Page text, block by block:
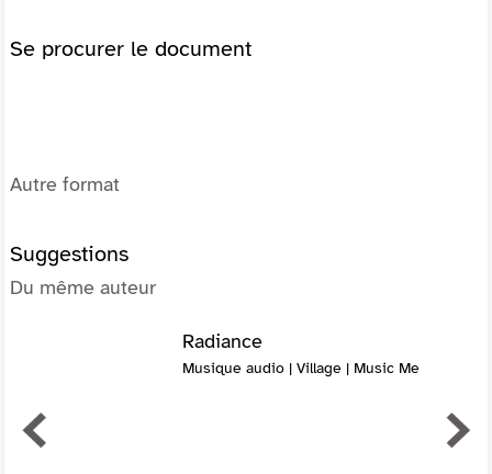
Se procurer le document
Autre format
Suggestions
Du même auteur
Radiance
Musique audio | Village | Music Me